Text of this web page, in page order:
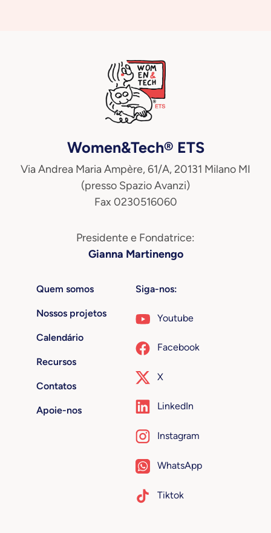
Women&Tech® ETS
Via Andrea Maria Ampère, 61/A, 20131 Milano MI
(presso Spazio Avanzi)
Fax 0230516060
Presidente e Fondatrice:
Gianna Martinengo
Quem somos
Nossos projetos
Calendário
Recursos
Contatos
Apoie-nos
Siga-nos:
Youtube
Facebook
X
LinkedIn
Instagram
WhatsApp
Tiktok